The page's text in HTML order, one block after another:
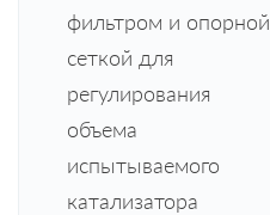
фильтром и опорной
сеткой для
регулирования
объема
испытываемого
катализатора